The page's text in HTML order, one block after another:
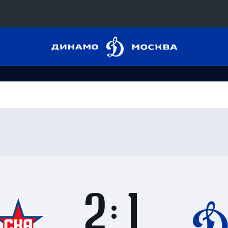
Конференция «Восток»
Адмирал
КХЛ
Динамо
матча